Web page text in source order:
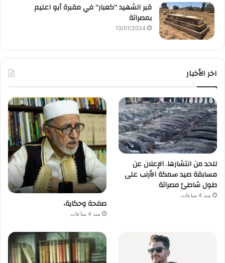
قبر الشهيد “كعبار” في مقبرة أبو اعليم
بمصراتة
13/01/2024
اخر الأخبار
للحد من انتشارها. الإعلان عن
مسابقة صيد سمكة الأرنب على
طول شاطئ مصراتة
منذ 4 ساعات
صفحة وحكاية،
منذ 4 ساعات